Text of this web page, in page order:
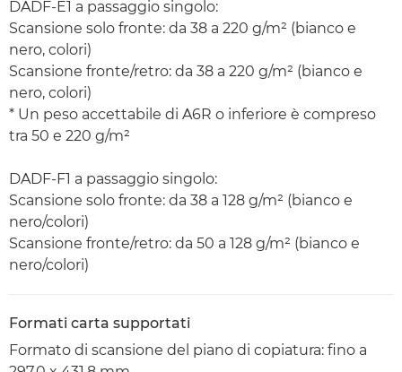
DADF-E1 a passaggio singolo:
Scansione solo fronte: da 38 a 220 g/m² (bianco e
nero, colori)
Scansione fronte/retro: da 38 a 220 g/m² (bianco e
nero, colori)
* Un peso accettabile di A6R o inferiore è compreso
tra 50 e 220 g/m²
DADF-F1 a passaggio singolo:
Scansione solo fronte: da 38 a 128 g/m² (bianco e
nero/colori)
Scansione fronte/retro: da 50 a 128 g/m² (bianco e
nero/colori)
Formati carta supportati
Formato di scansione del piano di copiatura: fino a